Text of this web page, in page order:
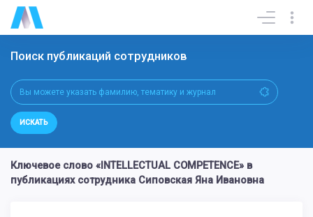
Поиск публикаций сотрудников
ИСКАТЬ
Ключевое слово «INTELLECTUAL COMPETENCE» в
публикациях сотрудника Сиповская Яна Ивановна